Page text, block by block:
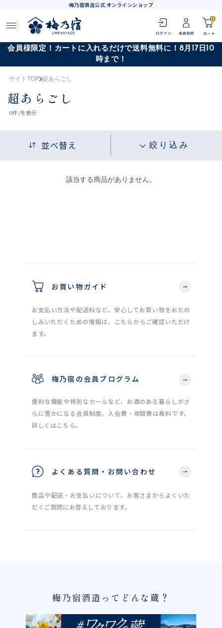
梅乃宿酒造公式 オンラインショップ
0
会員様限定！カートに入れるだけで送料無料に！8月17日10
時まで！
サイトTOP 超あらごし
超あらごし
0件 /を表示
並べ替え 絞り込み
該当する商品がありません。
お買い物ガイド
お支払い方法や配送料など、安心してお買い物をおたの
しみいただくための情報は、こちらからご確認いただけ
ます。
梅乃宿の会員プログラム
便利な機能や特別なセールなど、お酒のある暮らしがさ
らに豊かになる会員制度。入会費・年間費は無料です。
詳しくはこちら。
よくある質問・お問い合わせ
商品や配送・お支払いについて、お客さまからよくいた
だくご質問にお答えしております。
梅乃宿酒造ってどんな蔵？